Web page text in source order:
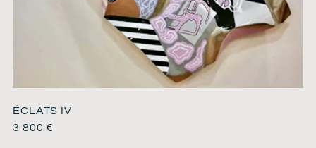
ÉCLATS IV
3 800€